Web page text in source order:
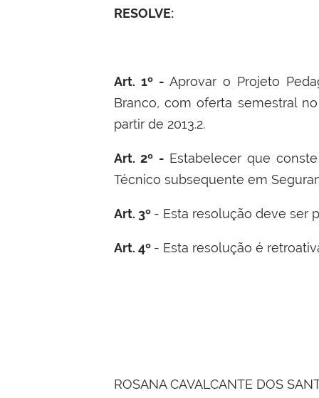
RESOLVE:
Art. 1º -Aprovar o Projeto
Branco, com oferta semestral
partir de 2013.2.
Art. 2º - Estabelecer que
Técnico subsequente em
Art. 3º - Esta resolução deve ser
Art. 4º - Esta resolução é
ROSANA CAVALCANTE DOS